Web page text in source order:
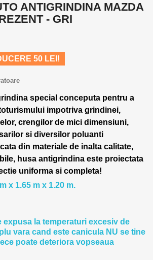
ANTIGRINDINA MAZDA
- GRI
50 LEI!
special conceputa pentru a
impotriva grindinei,
crengilor de mici dimensiuni,
si diversilor poluanti
din materiale de inalta calitate,
husa antigrindina este proiectata
uniforma si completa!
x 1.65 m x 1.20 m.
expusa la temperaturi excesiv de
vara cand este canicula NU se tine
poate deteriora vopseaua